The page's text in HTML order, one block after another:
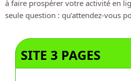
à faire prospérer votre activité en
seule question : qu’attendez-vous
SITE 3 PAGES